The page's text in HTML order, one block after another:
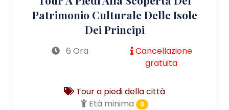
Patrimonio Culturale Delle Isole
Dei Principi
6 Ora
Cancellazione
gratuita
Tour a piedi della città
Età minima
0